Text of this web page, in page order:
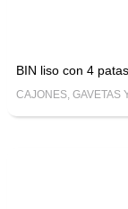
BIN liso con 4
CAJONES, GAVETAS